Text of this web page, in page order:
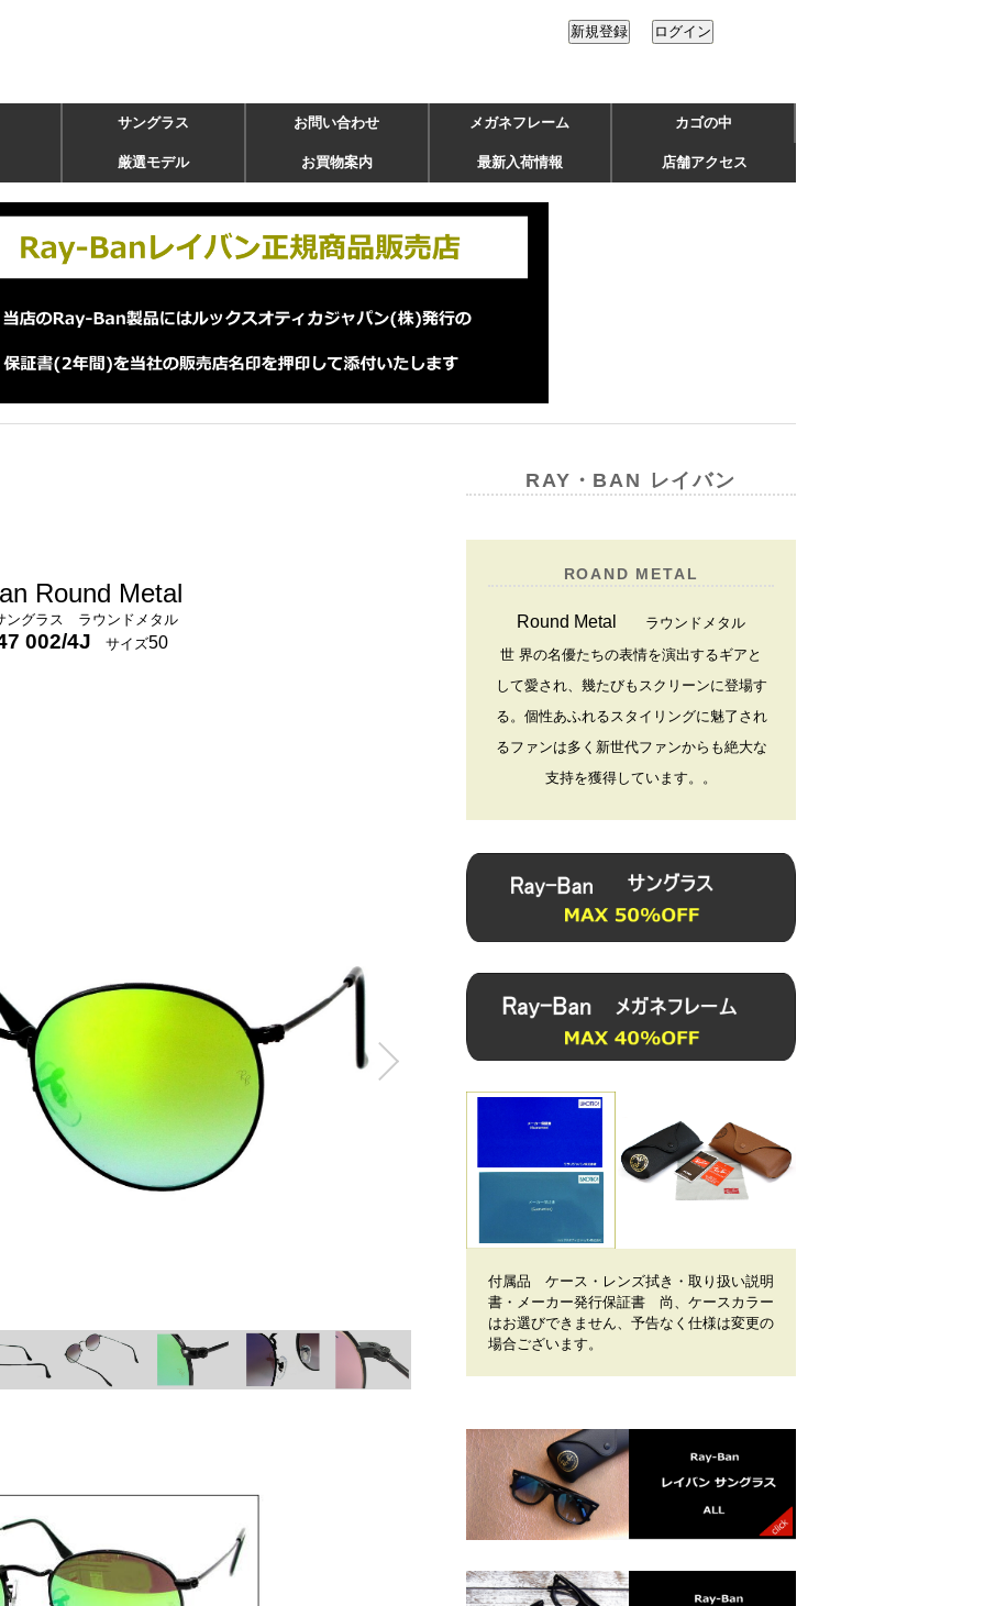
サングラス お問い合わせ メガネフレーム カゴの中
厳選モデル お買物案内 最新入荷情報 店舗アクセス
Round Metal
ングラス ラウンドメタル
002/4J サイズ50
RAY・BAN レイバン
ROAND METAL
Round Metal ラウンドメタル
世 界の名優たちの表情を演出するギアと
して愛され、幾たびもスクリーンに登場す
る。個性あふれるスタイリングに魅了され
るファンは多く新世代ファンからも絶大な
支持を獲得しています。 。
付属品 ケース・レンズ拭き・取り扱い説明
書・メーカー発行保証書 尚、ケースカラー
はお選びできません、予告なく仕様は変更の
場合ございます。